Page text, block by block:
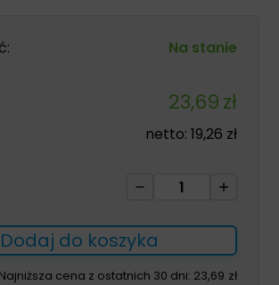
Na stanie
23,69zł
netto: 19,26 zł
ilość
zapachów
ONE
SHOT
Dodaj do koszyka
Najniższa cena z ostatnich 30 dni: 23,69 zł